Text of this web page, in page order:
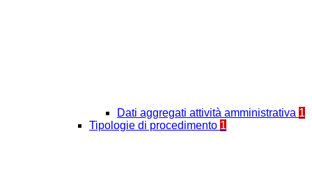
Dati aggregati attività amministrativa 1
Tipologie di procedimento 1